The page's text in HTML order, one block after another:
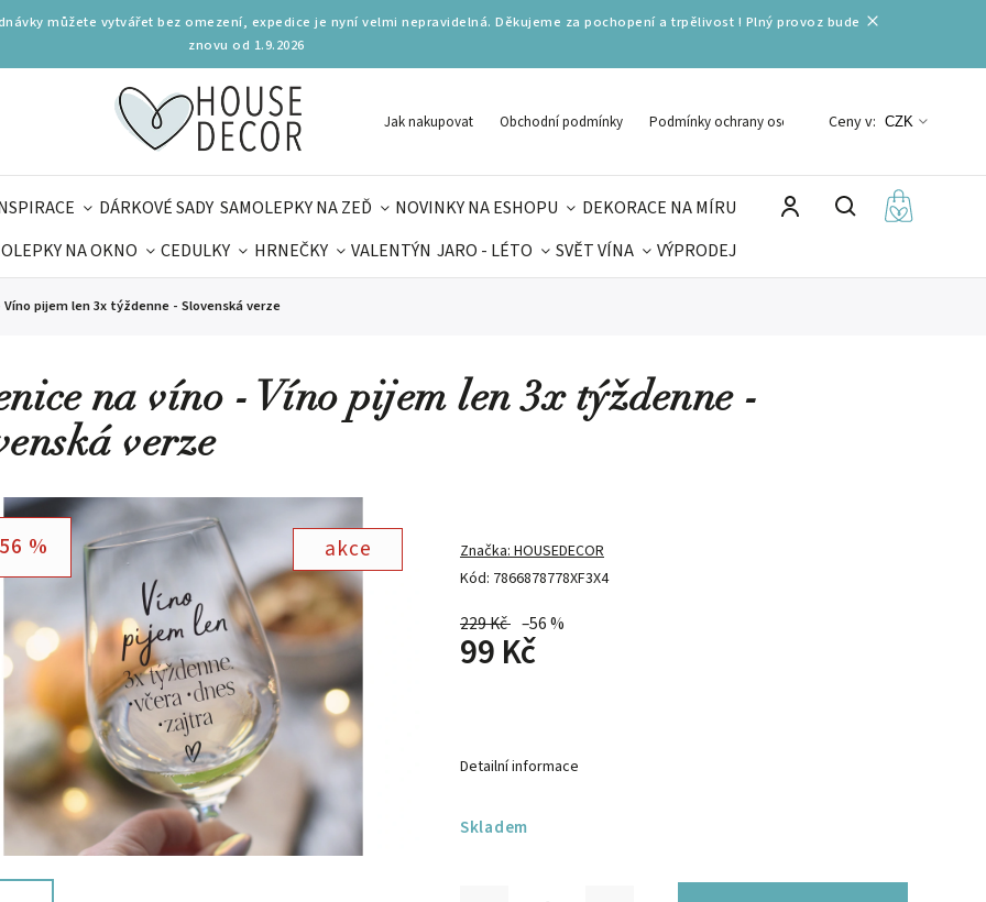
můžete vytvářet bez omezení, expedice je nyní velmi nepravidelná. Děkujeme za pochopení a trpělivost ! Plný provoz bude
znovu od 1.9.2026
Jak nakupovat Obchodní podmínky Podmínky ochrany osobních údajů
Ceny v: CZK
DÁRKOVÉ SADY SAMOLEPKY NA ZEĎ NOVINKY NA ESHOPU
DEKORACE NA MÍRU
NA OKNO CEDULKY HRNEČKY VALENTÝN JARO - LÉTO SVĚT VÍNA
VÝPRODEJ
PRO DĚTI
Víno pijem len 3x týždenne - Slovenská verze
na víno - Víno pijem len 3x týždenne -
verze
akce
%
Kód: 7866878778XF3X4
Značka:HOUSEDECOR
229 Kč –56 %
99 Kč
Skladem
Detailní informace